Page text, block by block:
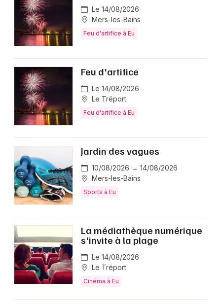
Le 14/08/2026
Mers-les-Bains
Feu d'artifice à Eu
Feu d'artifice
Le 14/08/2026
Le Tréport
Feu d'artifice à Eu
Jardin des vagues
10/08/2026 → 14/08/2026
Mers-les-Bains
Sports à Eu
La médiathèque numérique
s'invite à la plage
Le 14/08/2026
Le Tréport
Cinéma à Eu